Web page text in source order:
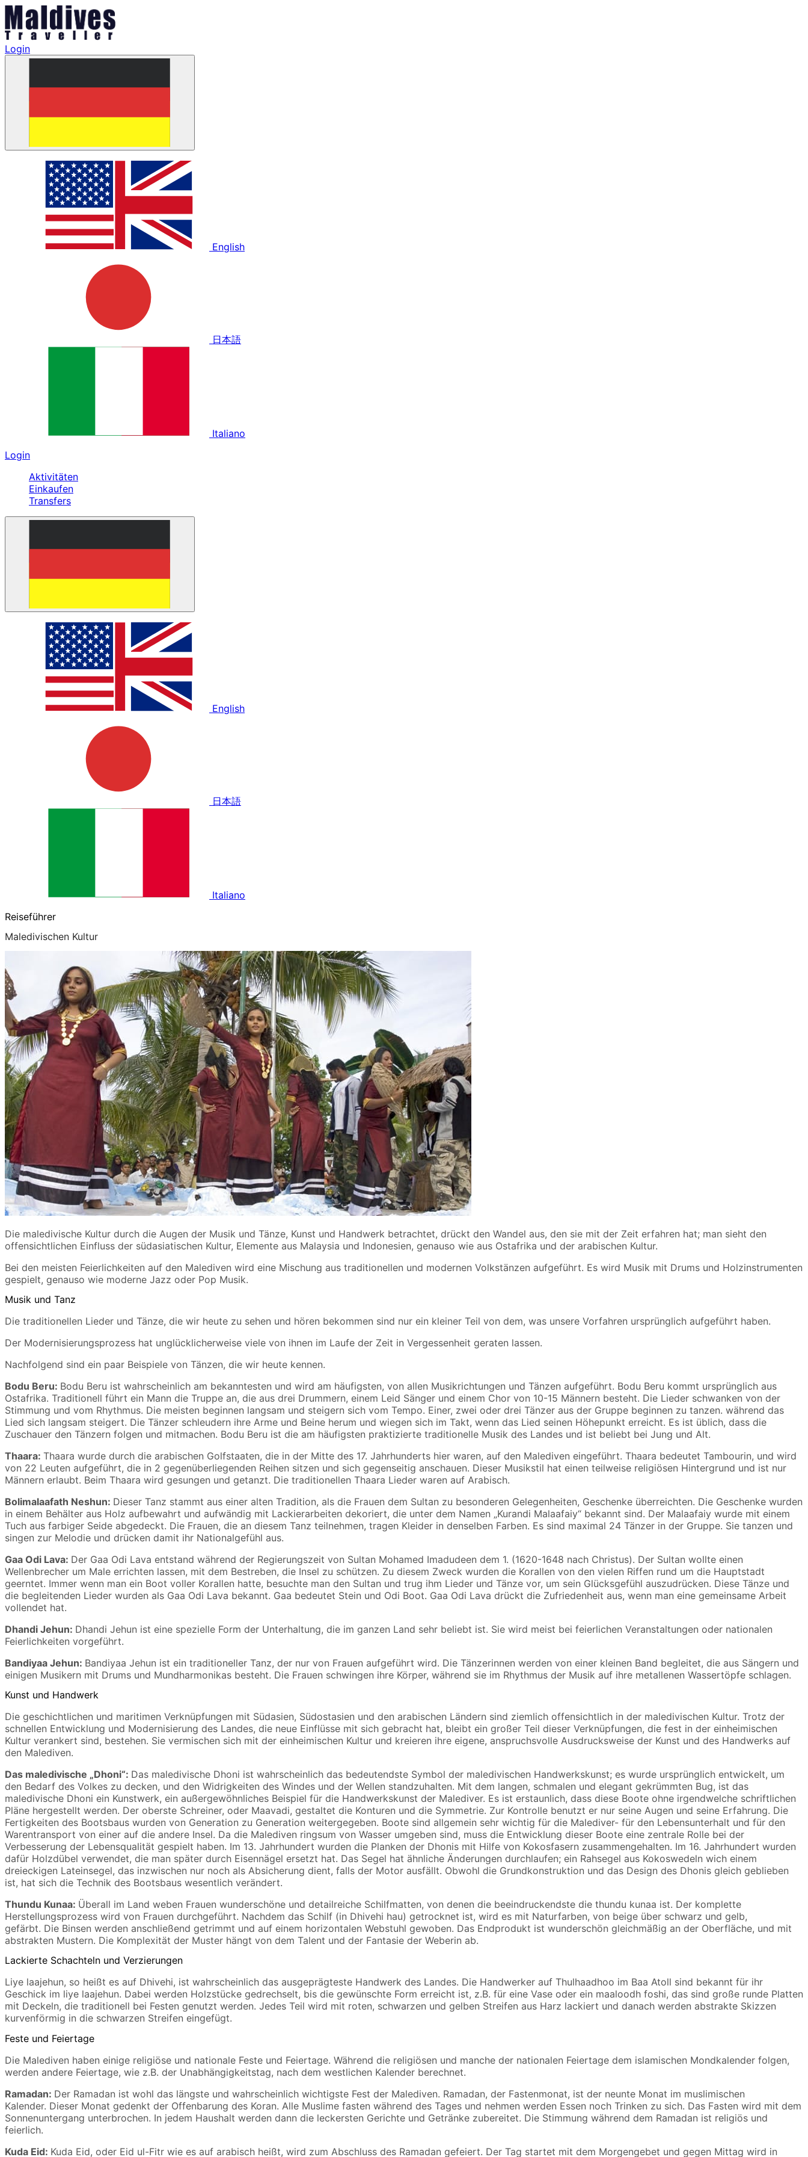
Login
English
日本語
Italiano
Login
Aktivitäten
Einkaufen
Transfers
English
日本語
Italiano
Reiseführer
Maledivischen Kultur
Die maledivische Kultur durch die Augen der Musik und Tänze, Kunst und Handwerk betrachtet, drückt den Wandel aus, den sie mit der Zeit erfahren hat; man sieht den
offensichtlichen Einfluss der südasiatischen Kultur, Elemente aus Malaysia und Indonesien, genauso wie aus Ostafrika und der arabischen Kultur.
Bei den meisten Feierlichkeiten auf den Malediven wird eine Mischung aus traditionellen und modernen Volkstänzen aufgeführt. Es wird Musik mit Drums und Holzinstrumenten
gespielt, genauso wie moderne Jazz oder Pop Musik.
Musik und Tanz
Die traditionellen Lieder und Tänze, die wir heute zu sehen und hören bekommen sind nur ein kleiner Teil von dem, was unsere Vorfahren ursprünglich aufgeführt haben.
Der Modernisierungsprozess hat unglücklicherweise viele von ihnen im Laufe der Zeit in Vergessenheit geraten lassen.
Nachfolgend sind ein paar Beispiele von Tänzen, die wir heute kennen.
Bodu Beru: Bodu Beru ist wahrscheinlich am bekanntesten und wird am häufigsten, von allen Musikrichtungen und Tänzen aufgeführt. Bodu Beru kommt ursprünglich aus
Ostafrika. Traditionell führt ein Mann die Truppe an, die aus drei Drummern, einem Leid Sänger und einem Chor von 10-15 Männern besteht. Die Lieder schwanken von der
Stimmung und vom Rhythmus. Die meisten beginnen langsam und steigern sich vom Tempo. Einer, zwei oder drei Tänzer aus der Gruppe beginnen zu tanzen. während das
Lied sich langsam steigert. Die Tänzer schleudern ihre Arme und Beine herum und wiegen sich im Takt, wenn das Lied seinen Höhepunkt erreicht. Es ist üblich, dass die
Zuschauer den Tänzern folgen und mitmachen. Bodu Beru ist die am häufigsten praktizierte traditionelle Musik des Landes und ist beliebt bei Jung und Alt.
Thaara: Thaara wurde durch die arabischen Golfstaaten, die in der Mitte des 17. Jahrhunderts hier waren, auf den Malediven eingeführt. Thaara bedeutet Tambourin, und wird
von 22 Leuten aufgeführt, die in 2 gegenüberliegenden Reihen sitzen und sich gegenseitig anschauen. Dieser Musikstil hat einen teilweise religiösen Hintergrund und ist nur
Männern erlaubt. Beim Thaara wird gesungen und getanzt. Die traditionellen Thaara Lieder waren auf Arabisch.
Bolimalaafath Neshun: Dieser Tanz stammt aus einer alten Tradition, als die Frauen dem Sultan zu besonderen Gelegenheiten, Geschenke überreichten. Die Geschenke wurden
in einem Behälter aus Holz aufbewahrt und aufwändig mit Lackierarbeiten dekoriert, die unter dem Namen „Kurandi Malaafaiy“ bekannt sind. Der Malaafaiy wurde mit einem
Tuch aus farbiger Seide abgedeckt. Die Frauen, die an diesem Tanz teilnehmen, tragen Kleider in denselben Farben. Es sind maximal 24 Tänzer in der Gruppe. Sie tanzen und
singen zur Melodie und drücken damit ihr Nationalgefühl aus.
Gaa Odi Lava: Der Gaa Odi Lava entstand während der Regierungszeit von Sultan Mohamed Imadudeen dem 1. (1620-1648 nach Christus). Der Sultan wollte einen
Wellenbrecher um Male errichten lassen, mit dem Bestreben, die Insel zu schützen. Zu diesem Zweck wurden die Korallen von den vielen Riffen rund um die Hauptstadt
geerntet. Immer wenn man ein Boot voller Korallen hatte, besuchte man den Sultan und trug ihm Lieder und Tänze vor, um sein Glücksgefühl auszudrücken. Diese Tänze und
die begleitenden Lieder wurden als Gaa Odi Lava bekannt. Gaa bedeutet Stein und Odi Boot. Gaa Odi Lava drückt die Zufriedenheit aus, wenn man eine gemeinsame Arbeit
vollendet hat.
Dhandi Jehun: Dhandi Jehun ist eine spezielle Form der Unterhaltung, die im ganzen Land sehr beliebt ist. Sie wird meist bei feierlichen Veranstaltungen oder nationalen
Feierlichkeiten vorgeführt.
Bandiyaa Jehun: Bandiyaa Jehun ist ein traditioneller Tanz, der nur von Frauen aufgeführt wird. Die Tänzerinnen werden von einer kleinen Band begleitet, die aus Sängern und
einigen Musikern mit Drums und Mundharmonikas besteht. Die Frauen schwingen ihre Körper, während sie im Rhythmus der Musik auf ihre metallenen Wassertöpfe schlagen.
Kunst und Handwerk
Die geschichtlichen und maritimen Verknüpfungen mit Südasien, Südostasien und den arabischen Ländern sind ziemlich offensichtlich in der maledivischen Kultur. Trotz der
schnellen Entwicklung und Modernisierung des Landes, die neue Einflüsse mit sich gebracht hat, bleibt ein großer Teil dieser Verknüpfungen, die fest in der einheimischen
Kultur verankert sind, bestehen. Sie vermischen sich mit der einheimischen Kultur und kreieren ihre eigene, anspruchsvolle Ausdrucksweise der Kunst und des Handwerks auf
den Malediven.
Das maledivische „Dhoni“: Das maledivische Dhoni ist wahrscheinlich das bedeutendste Symbol der maledivischen Handwerkskunst; es wurde ursprünglich entwickelt, um
den Bedarf des Volkes zu decken, und den Widrigkeiten des Windes und der Wellen standzuhalten. Mit dem langen, schmalen und elegant gekrümmten Bug, ist das
maledivische Dhoni ein Kunstwerk, ein außergewöhnliches Beispiel für die Handwerkskunst der Malediver. Es ist erstaunlich, dass diese Boote ohne irgendwelche schriftlichen
Pläne hergestellt werden. Der oberste Schreiner, oder Maavadi, gestaltet die Konturen und die Symmetrie. Zur Kontrolle benutzt er nur seine Augen und seine Erfahrung. Die
Fertigkeiten des Bootsbaus wurden von Generation zu Generation weitergegeben. Boote sind allgemein sehr wichtig für die Malediver- für den Lebensunterhalt und für den
Warentransport von einer auf die andere Insel. Da die Malediven ringsum von Wasser umgeben sind, muss die Entwicklung dieser Boote eine zentrale Rolle bei der
Verbesserung der Lebensqualität gespielt haben. Im 13. Jahrhundert wurden die Planken der Dhonis mit Hilfe von Kokosfasern zusammengehalten. Im 16. Jahrhundert wurden
dafür Holzdübel verwendet, die man später durch Eisennägel ersetzt hat. Das Segel hat ähnliche Änderungen durchlaufen; ein Rahsegel aus Kokoswedeln wich einem
dreieckigen Lateinsegel, das inzwischen nur noch als Absicherung dient, falls der Motor ausfällt. Obwohl die Grundkonstruktion und das Design des Dhonis gleich geblieben
ist, hat sich die Technik des Bootsbaus wesentlich verändert.
Thundu Kunaa: Überall im Land weben Frauen wunderschöne und detailreiche Schilfmatten, von denen die beeindruckendste die thundu kunaa ist. Der komplette
Herstellungsprozess wird von Frauen durchgeführt. Nachdem das Schilf (in Dhivehi hau) getrocknet ist, wird es mit Naturfarben, von beige über schwarz und gelb,
gefärbt. Die Binsen werden anschließend getrimmt und auf einem horizontalen Webstuhl gewoben. Das Endprodukt ist wunderschön gleichmäßig an der Oberfläche, und mit
abstrakten Mustern. Die Komplexität der Muster hängt von dem Talent und der Fantasie der Weberin ab.
Lackierte Schachteln und Verzierungen
Liye laajehun, so heißt es auf Dhivehi, ist wahrscheinlich das ausgeprägteste Handwerk des Landes. Die Handwerker auf Thulhaadhoo im Baa Atoll sind bekannt für ihr
Geschick im liye laajehun. Dabei werden Holzstücke gedrechselt, bis die gewünschte Form erreicht ist, z.B. für eine Vase oder ein maaloodh foshi, das sind große runde Platten
mit Deckeln, die traditionell bei Festen genutzt werden. Jedes Teil wird mit roten, schwarzen und gelben Streifen aus Harz lackiert und danach werden abstrakte Skizzen
kurvenförmig in die schwarzen Streifen eingefügt.
Feste und Feiertage
Die Malediven haben einige religiöse und nationale Feste und Feiertage. Während die religiösen und manche der nationalen Feiertage dem islamischen Mondkalender folgen,
werden andere Feiertage, wie z.B. der Unabhängigkeitstag, nach dem westlichen Kalender berechnet.
Ramadan: Der Ramadan ist wohl das längste und wahrscheinlich wichtigste Fest der Malediven. Ramadan, der Fastenmonat, ist der neunte Monat im muslimischen
Kalender. Dieser Monat gedenkt der Offenbarung des Koran. Alle Muslime fasten während des Tages und nehmen werden Essen noch Trinken zu sich. Das Fasten wird mit dem
Sonnenuntergang unterbrochen. In jedem Haushalt werden dann die leckersten Gerichte und Getränke zubereitet. Die Stimmung während dem Ramadan ist religiös und
feierlich.
Kuda Eid: Kuda Eid, oder Eid ul-Fitr wie es auf arabisch heißt, wird zum Abschluss des Ramadan gefeiert. Der Tag startet mit dem Morgengebet und gegen Mittag wird in